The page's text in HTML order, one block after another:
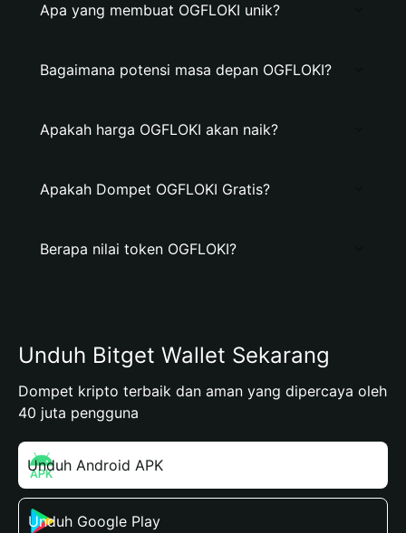
Apa yang membuat OGFLOKI unik?
Bagaimana potensi masa depan OGFLOKI?
Apakah harga OGFLOKI akan naik?
Apakah Dompet OGFLOKI Gratis?
Berapa nilai token OGFLOKI?
Unduh Bitget Wallet Sekarang
Dompet kripto terbaik dan aman yang dipercaya oleh
40 juta pengguna
Unduh Android APK
Unduh Google Play